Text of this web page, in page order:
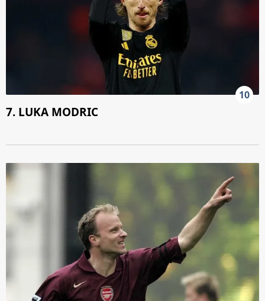
10
7. LUKA MODRIC